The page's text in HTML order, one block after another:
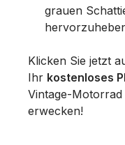
grauen
Klicken Sie jetzt
Ihr kostenloses
Vintage-
erwecken!